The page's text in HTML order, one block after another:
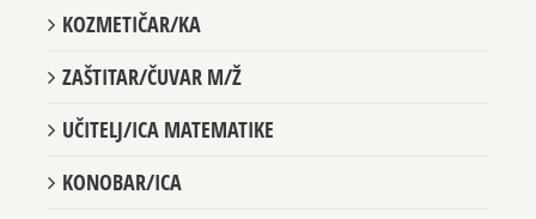
KOZMETIČAR/KA
ZAŠTITAR/ČUVAR M/Ž
UČITELJ/ICA MATEMATIKE
KONOBAR/ICA